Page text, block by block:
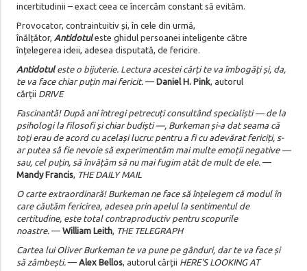
incertitudinii – exact ceea ce încercăm constant să evităm.
Provocator, contraintuitiv și, în cele din urmă,
înălțător, Antidotuleste ghidul persoanei inteligente către
înțelegerea ideii, adesea disputată, de fericire.
Antidotuleste o bijuterie. Lectura acestei cărți te va îmbogăți și, da,
te va face chiar puțin mai fericit. — Daniel H. Pink, autorul
cărții DRIVE
Fascinantă! După ani întregi petrecuți consultând specialiști — de la
psihologi la filosofi și chiar budiști —, Burkeman și-a dat seama că
toți erau de acord cu același lucru: pentru a fi cu adevărat fericiți, s-
ar putea să fie nevoie să experimentăm mai multe emoții negative —
sau, cel puțin, să învățăm să nu mai fugim atât de mult de ele. —
Mandy Francis, THE DAILY MAIL
O carte extraordinară! Burkeman ne face să înțelegem că modul în
care căutăm fericirea, adesea prin apelul la sentimentul de
certitudine, este total contraproductiv pentru scopurile
noastre. — William Leith, THE TELEGRAPH
Cartea lui Oliver Burkeman te va pune pe gânduri, dar te va face și
să zâmbești. — Alex Bellos, autorul cărții HERE'S LOOKING AT